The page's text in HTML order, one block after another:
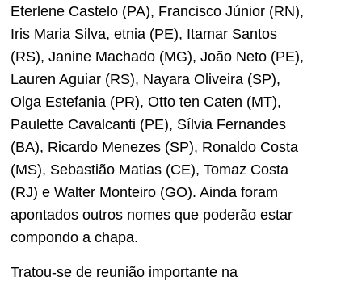
Eterlene Castelo (PA), Francisco Júnior (RN),
Iris Maria Silva, etnia (PE), Itamar Santos
(RS), Janine Machado (MG), João Neto (PE),
Lauren Aguiar (RS), Nayara Oliveira (SP),
Olga Estefania (PR), Otto ten Caten (MT),
Paulette Cavalcanti (PE), Sílvia Fernandes
(BA), Ricardo Menezes (SP), Ronaldo Costa
(MS), Sebastião Matias (CE), Tomaz Costa
(RJ) e Walter Monteiro (GO). Ainda foram
apontados outros nomes que poderão estar
compondo a chapa.
Tratou-se de reunião importante na